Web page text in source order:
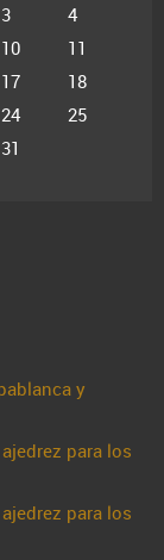
3
4
10
11
17
18
24
25
31
y
para los
para los